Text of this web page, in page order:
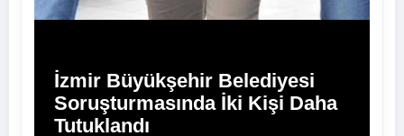
İzmir Büyükşehir Belediyesi
Soruşturmasında İki Kişi Daha
Tutuklandı